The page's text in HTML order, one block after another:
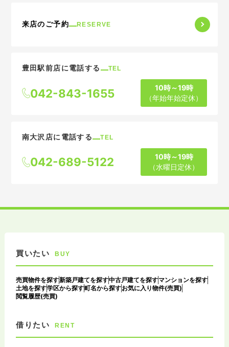
来店のご予約 RESERVE
豊田駅前店に電話する TEL
042-843-1655
10時～19時
（年始年始定休）
南大沢店に電話する TEL
042-689-5122
10時～19時
（水曜日定休）
買いたい BUY
売買物件を探す新築戸建てを探す中古戸建てを探すマンションを探す
土地を探す学区から探す町名から探すお気に入り物件(売買)
閲覧履歴(売買)
借りたい RENT